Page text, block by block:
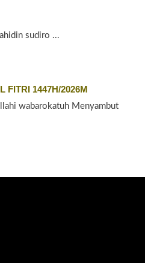
sudiro ...
FITRI 1447H/2026M
wabarokatuh Menyambut